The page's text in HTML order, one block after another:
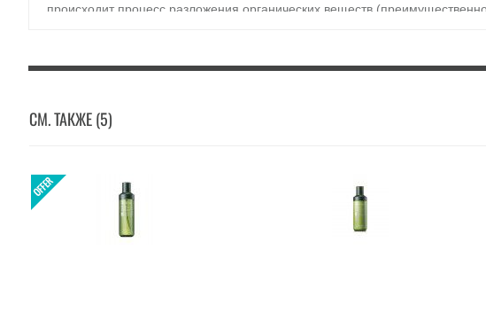
происходит процесс разложения органических веществ
Экстракт очищает поры, ликвидирует сухость кожи, стимулирует
Применение:нанесите небольшое количество средства на кожу
СМ. ТАКЖЕ (5)